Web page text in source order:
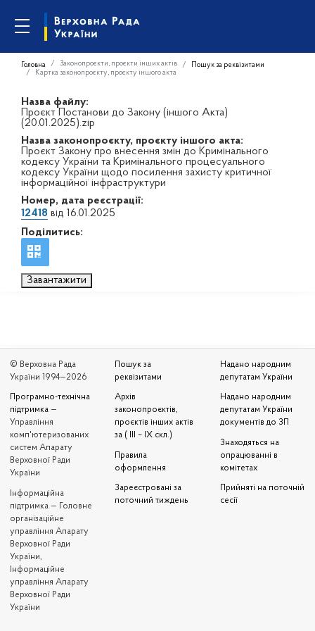
Головна Законопроєкти, проєкти інших актів
Пошук за реквізитами
Картка законопроєкту, проєкту іншого акта
Назва файлу:
Проєкт Постанови до Закону (іншого Акта)
(20.01.2025).zip
Назва законопроєкту, проєкту іншого акта:
Проєкт Закону про внесення змін до Кримінального
кодексу України та Кримінального процесуального
кодексу України щодо посилення захисту критичної
інформаційної інфраструктури
Номер, дата реєстрації:
12418 від 16.01.2025
Поділитись:
Завантажити
© Верховна Рада
України 1994—2026
Програмно-технічна
підтримка —
Управління
комп'ютеризованих
систем Апарату
Верховної Ради
України
Iнформаційна
підтримка — Головне
організаційне
управління Апарату
Верховної Ради
України,
Інформаційне
управління Апарату
Верховної Ради
України
Пошук за
реквізитами
Архів
законопроєктів,
проєктів інших актів
за ( III – IX скл.)
Правила
оформлення
Зареєстровані за
поточний тиждень
Надано народним
депутатам України
Надано народним
депутатам України
документів до ЗП
Знаходяться на
опрацюванні в
комітетах
Прийняті на поточній
сесії